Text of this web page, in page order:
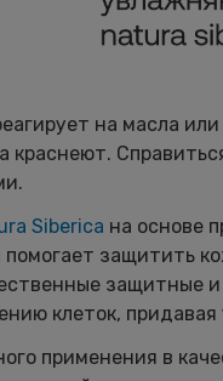
на масла
краснеют.
Siberica на основе
защитить
защитные
клеток, придавая
применения в